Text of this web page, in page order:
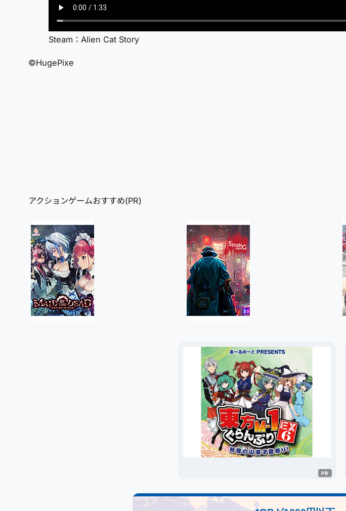
Steam：Alien Cat Story
©HugePixe
アクションゲームおすすめ(PR)